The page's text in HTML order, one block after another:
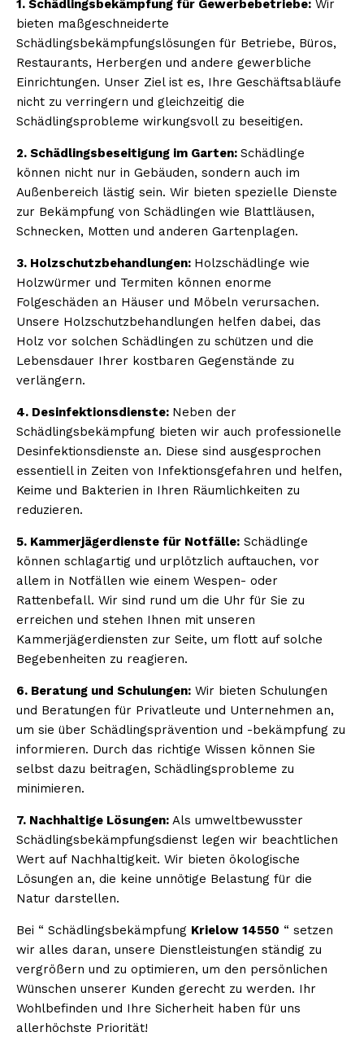
1. Schädlingsbekämpfung für Gewerbebetriebe: Wir
bieten maßgeschneiderte
Schädlingsbekämpfungslösungen für Betriebe, Büros,
Restaurants, Herbergen und andere gewerbliche
Einrichtungen. Unser Ziel ist es, Ihre Geschäftsabläufe
nicht zu verringern und gleichzeitig die
Schädlingsprobleme wirkungsvoll zu beseitigen.
2. Schädlingsbeseitigung im Garten: Schädlinge
können nicht nur in Gebäuden, sondern auch im
Außenbereich lästig sein. Wir bieten spezielle Dienste
zur Bekämpfung von Schädlingen wie Blattläusen,
Schnecken, Motten und anderen Gartenplagen.
3. Holzschutzbehandlungen: Holzschädlinge wie
Holzwürmer und Termiten können enorme
Folgeschäden an Häuser und Möbeln verursachen.
Unsere Holzschutzbehandlungen helfen dabei, das
Holz vor solchen Schädlingen zu schützen und die
Lebensdauer Ihrer kostbaren Gegenstände zu
verlängern.
4. Desinfektionsdienste: Neben der
Schädlingsbekämpfung bieten wir auch professionelle
Desinfektionsdienste an. Diese sind ausgesprochen
essentiell in Zeiten von Infektionsgefahren und helfen,
Keime und Bakterien in Ihren Räumlichkeiten zu
reduzieren.
5. Kammerjägerdienste für Notfälle: Schädlinge
können schlagartig und urplötzlich auftauchen, vor
allem in Notfällen wie einem Wespen- oder
Rattenbefall. Wir sind rund um die Uhr für Sie zu
erreichen und stehen Ihnen mit unseren
Kammerjägerdiensten zur Seite, um flott auf solche
Begebenheiten zu reagieren.
6. Beratung und Schulungen: Wir bieten Schulungen
und Beratungen für Privatleute und Unternehmen an,
um sie über Schädlingsprävention und -bekämpfung zu
informieren. Durch das richtige Wissen können Sie
selbst dazu beitragen, Schädlingsprobleme zu
minimieren.
7. Nachhaltige Lösungen: Als umweltbewusster
Schädlingsbekämpfungsdienst legen wir beachtlichen
Wert auf Nachhaltigkeit. Wir bieten ökologische
Lösungen an, die keine unnötige Belastung für die
Natur darstellen.
Bei “ Schädlingsbekämpfung Krielow 14550 “ setzen
wir alles daran, unsere Dienstleistungen ständig zu
vergrößern und zu optimieren, um den persönlichen
Wünschen unserer Kunden gerecht zu werden. Ihr
Wohlbefinden und Ihre Sicherheit haben für uns
allerhöchste Priorität!